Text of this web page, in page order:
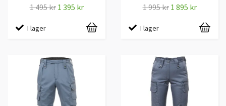
1 495 kr 1 395 kr
I lager
1 995 kr 1 895 kr
I lager